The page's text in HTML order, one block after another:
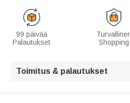
99 päivää
Palautukset
Shopping
Toimitus & palautukset